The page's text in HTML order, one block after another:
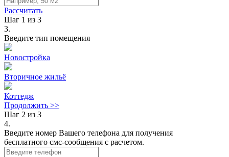
Рассчитать
Шаг 1 из 3
3.
Введите тип помещения
Новостройка
Вторичное жильё
Коттедж
Продолжить >>
Шаг 2 из 3
4.
Введите номер Вашего телефона для получения
бесплатного смс-сообщения с расчетом.